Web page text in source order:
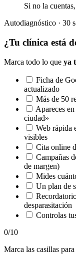
Si no la
Autodiagnóstico · 30
¿Tu clínica está
Marca todo lo que ya
Ficha de
actualizado
Más de 50
Apareces
ciudad»
Web rápida
visibles
Cita online
Campañas
de margen)
Mides
Un plan de
desparasitación
Controlas
0/10
Marca las casillas